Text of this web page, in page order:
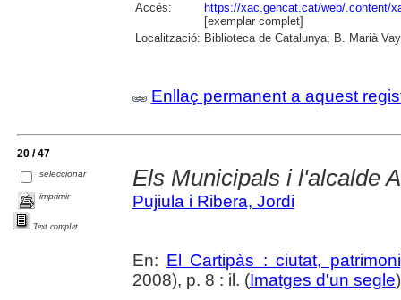
Accés:
https://xac.gencat.cat/web/.content/
[exemplar complet]
Localització: Biblioteca de Catalunya; B. Marià
Enllaç permanent a aquest
20 / 47
seleccionar
imprimir
Text complet
Els Municipals i l'alcalde
Pujiula i Ribera, Jordi
En: El Cartipàs : ciutat,
2008), p. 8 : il. (Imatges d'un segle